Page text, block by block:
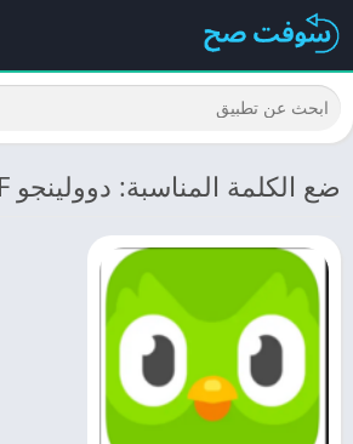
ضع الكلمة المناسبة: دوولينجو PDF